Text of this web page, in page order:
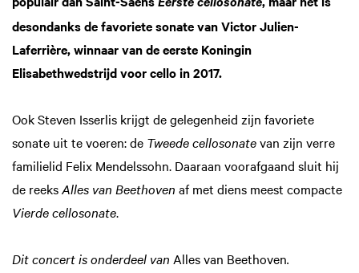
desondanks de favoriete sonate van Victor Julien-
Laferrière, winnaar van de eerste Koningin
Elisabethwedstrijd voor cello in 2017.
Ook Steven Isserlis krijgt de gelegenheid zijn favoriete
sonate uit te voeren: de Tweede cellosonatevan zijn verre
familielid Felix Mendelssohn. Daaraan voorafgaand sluit hij
de reeksAlles van Beethoven af met diens meest compacte
Vierde cellosonate.
Dit concert is onderdeel van Alles van Beethoven.